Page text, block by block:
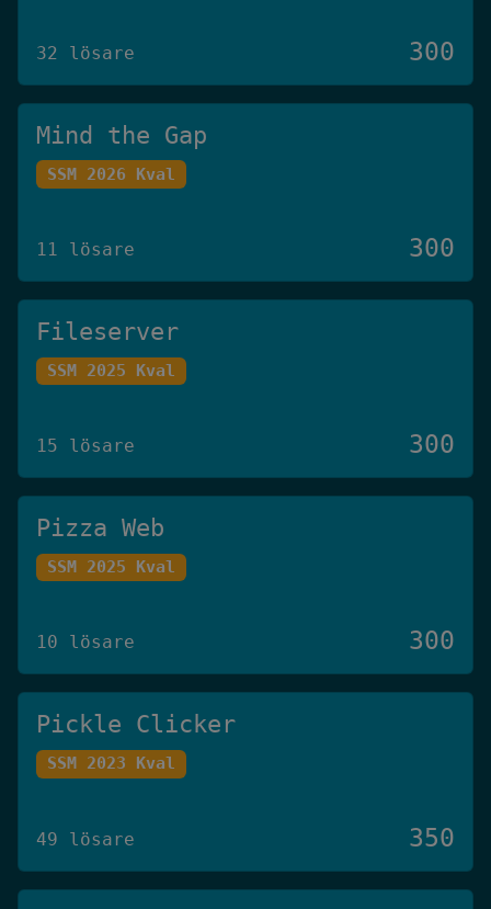
32 lösare 300
Mind the Gap
SSM 2026 Kval
11 lösare 300
Fileserver
SSM 2025 Kval
15 lösare 300
Pizza Web
SSM 2025 Kval
10 lösare 300
Pickle Clicker
SSM 2023 Kval
49 lösare 350